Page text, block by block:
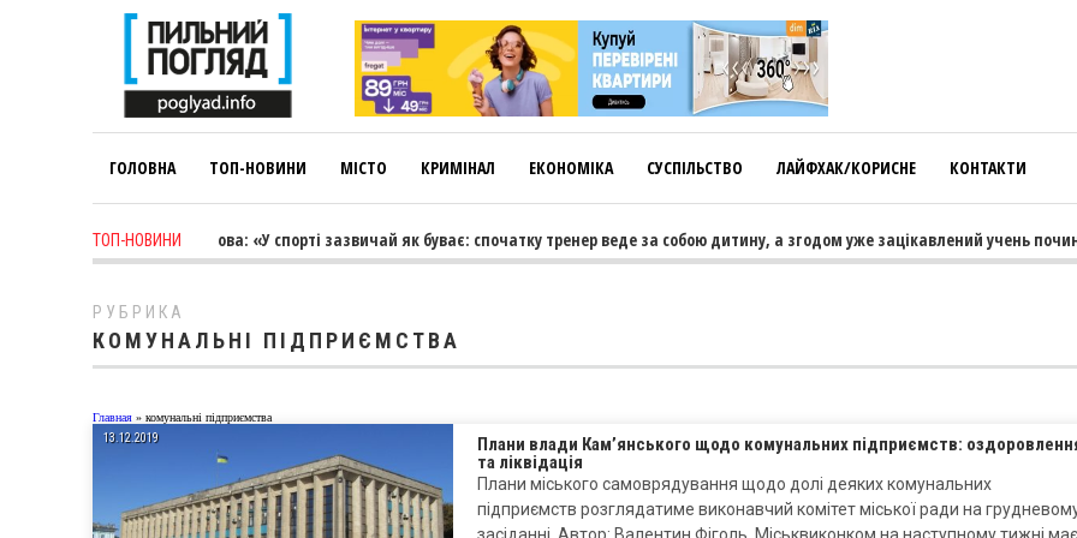
ГОЛОВНА ТОП-НОВИНИ МІСТО КРИМІНАЛ ЕКОНОМІКА СУСПІЛЬСТВО ЛАЙФХАК/КОРИСНЕ КОНТАКТИ
ТОП-НОВИНИ
Лариса Коновалова: «У спорті зазвичай як буває: спочатку тренер веде за собою дитину, а згодом уже зацікавлений учень
РУБРИКА
КОМУНАЛЬНІ ПІДПРИЄМСТВА
Главная » комунальні підприємства
13.12.2019
Плани влади Кам’янського щодо комунальних підприємств:
та ліквідація
Плани міського самоврядування щодо долі деяких комунальних
підприємств розглядатиме виконавчий комітет міської ради на